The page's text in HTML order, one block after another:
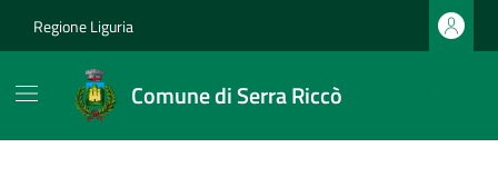
Regione Liguria
Comune di Serra Riccò